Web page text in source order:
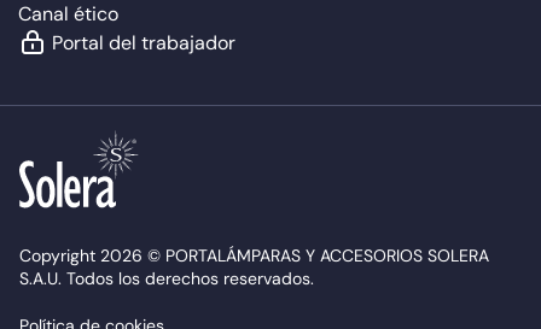
Canal ético
Portal del trabajador
Copyright 2026 © PORTALÁMPARAS Y ACCESORIOS SOLERA
S.A.U. Todos los derechos reservados.